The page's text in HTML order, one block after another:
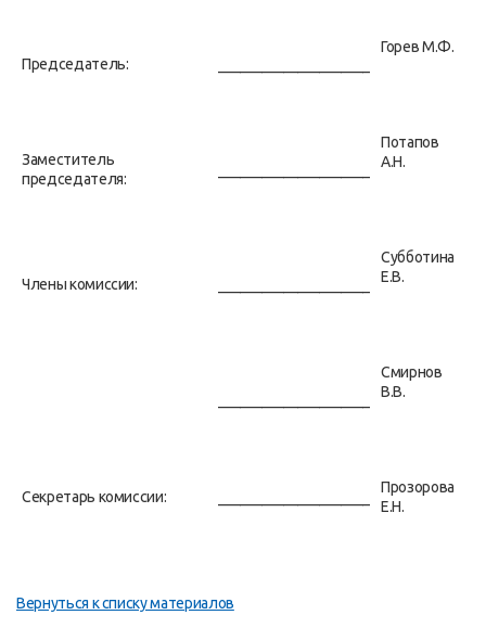
Председатель:
Горев М.Ф.
Заместитель
председателя:
Потапов
А.Н.
Члены комиссии:
Субботина
Е.В.
Смирнов
В.В.
Секретарь комиссии:
Прозорова
Е.Н.
Вернуться к списку материалов